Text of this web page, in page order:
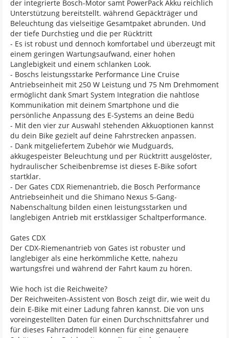
der integrierte Bosch-Motor samt PowerPack Akku reichlich
Unterstützung bereitstellt. während Gepäckträger und
Beleuchtung das vielseitige Gesamtpaket abrunden. Und
der tiefe Durchstieg und die per Rücktritt
- Es ist robust und dennoch komfortabel und überzeugt mit
einem geringen Wartungsaufwand, einer hohen
Langlebigkeit und einem schlanken Look.
- Boschs leistungsstarke Performance Line Cruise
Antriebseinheit mit 250 W Leistung und 75 Nm Drehmoment
ermöglicht dank Smart System Integration die nahtlose
Kommunikation mit deinem Smartphone und die
persönliche Anpassung des E-Systems an deine Bedü
- Mit den vier zur Auswahl stehenden Akkuoptionen kannst
du dein Bike gezielt auf deine Fahrstrecken anpassen.
- Dank mitgeliefertem Zubehör wie Mudguards,
akkugespeister Beleuchtung und per Rücktritt ausgelöster,
hydraulischer Scheibenbremse ist dieses E-Bike sofort
startklar.
- Der Gates CDX Riemenantrieb, die Bosch Performance
Antriebseinheit und die Shimano Nexus 5-Gang-
Nabenschaltung bilden einen leistungsstarken und
langlebigen Antrieb mit erstklassiger Schaltperformance.
Gates CDX
Der CDX-Riemenantrieb von Gates ist robuster und
langlebiger als eine herkömmliche Kette, nahezu
wartungsfrei und während der Fahrt kaum zu hören.
Wie hoch ist die Reichweite?
Der Reichweiten-Assistent von Bosch zeigt dir, wie weit du
dein E-Bike mit einer Ladung fahren kannst. Die von uns
voreingestellten Daten für einen Durchschnittsfahrer und
für dieses Fahrradmodell können für eine genauere